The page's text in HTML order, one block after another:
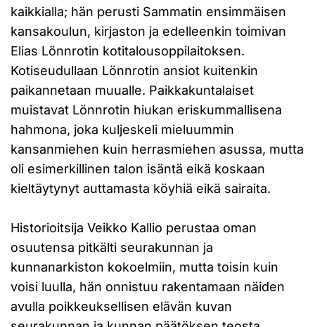
kaikkialla; hän perusti Sammatin ensimmäisen
kansakoulun, kirjaston ja edelleenkin toimivan
Elias Lönnrotin kotitalousoppilaitoksen.
Kotiseudullaan Lönnrotin ansiot kuitenkin
paikannetaan muualle. Paikkakuntalaiset
muistavat Lönnrotin hiukan eriskummallisena
hahmona, joka kuljeskeli mieluummin
kansanmiehen kuin herrasmiehen asussa, mutta
oli esimerkillinen talon isäntä eikä koskaan
kieltäytynyt auttamasta köyhiä eikä sairaita.
Historioitsija Veikko Kallio perustaa oman
osuutensa pitkälti seurakunnan ja
kunnanarkiston kokoelmiin, mutta toisin kuin
voisi luulla, hän onnistuu rakentamaan näiden
avulla poikkeuksellisen elävän kuvan